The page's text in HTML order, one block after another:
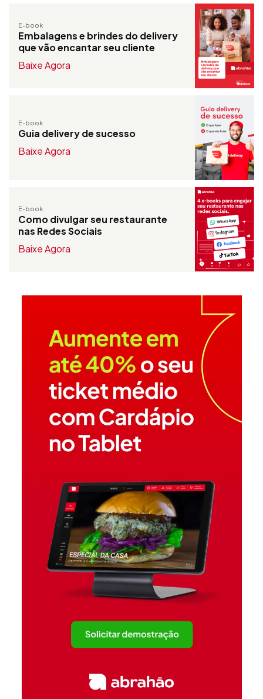
E-book
Embalagens e brindes do delivery
que vão encantar seu cliente
Baixe Agora
E-book
Guia delivery de sucesso
Baixe Agora
E-book
Como divulgar seu restaurante
nas Redes Sociais
Baixe Agora